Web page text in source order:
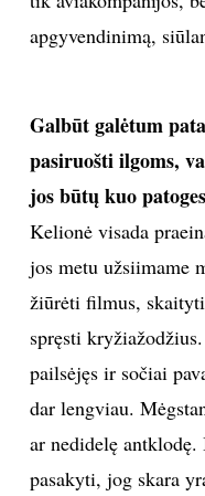
pirkti lėktuvo
Ne paslaptis, kad
perkant iš anksto.
kainos dažniausiai
nepulti pirkti bilietų
kurią norėtumėte
skirtingų
stebėti bilietų kainas
tinkamiausią
klaida – oro linijų
kainų kritimo,
dieną tikrinti lėktuvo
tikra, jog didžiosios
skrydžio